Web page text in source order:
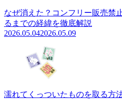
なぜ消えた？コンフリー販売禁
るまでの経緯を徹底解説
2026.05.042026.05.09
濡れてくっついたものを取る方